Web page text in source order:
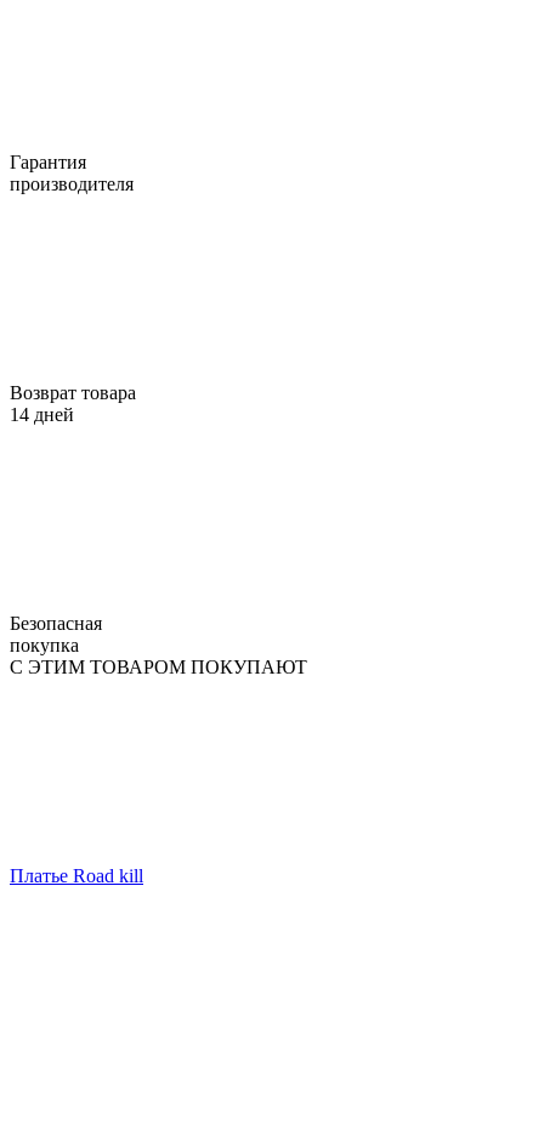
Гарантия
производителя
Возврат товара
14 дней
Безопасная
покупка
С ЭТИМ ТОВАРОМ ПОКУПАЮТ
Платье Road kill